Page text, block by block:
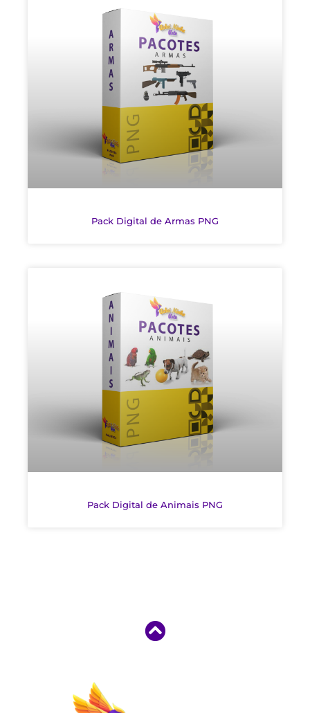
Pack Digital de Armas PNG
Pack Digital de Animais PNG